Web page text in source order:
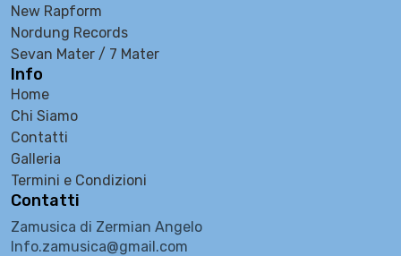
New Rapform
Nordung Records
Sevan Mater / 7 Mater
Info
Home
Chi Siamo
Contatti
Galleria
Termini e Condizioni
Contatti
Zamusica di Zermian Angelo
Info.zamusica@gmail.com